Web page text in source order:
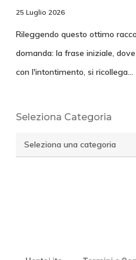
25 Luglio 2026
Rileggendo questo ottimo
domanda: la frase iniziale,
con l'intontimento, si ricollega…
Seleziona Categoria
Seleziona
Categoria